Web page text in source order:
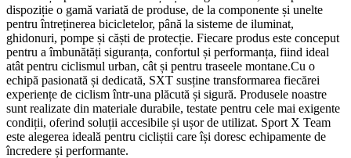
dispoziție o gamă variată de produse, de la componente și unelte
pentru întreținerea bicicletelor, până la sisteme de iluminat,
ghidonuri, pompe și căști de protecție. Fiecare produs este conceput
pentru a îmbunătăți siguranța, confortul și performanța, fiind ideal
atât pentru ciclismul urban, cât și pentru traseele montane.Cu o
echipă pasionată și dedicată, SXT susține transformarea fiecărei
experiențe de ciclism într-una plăcută și sigură. Produsele noastre
sunt realizate din materiale durabile, testate pentru cele mai exigente
condiții, oferind soluții accesibile și ușor de utilizat. Sport X Team
este alegerea ideală pentru cicliștii care își doresc echipamente de
încredere și performante.